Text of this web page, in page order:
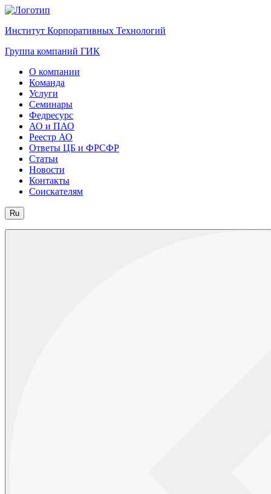
Институт Корпоративных Технологий
Группа компаний ГИК
О компании
Команда
Услуги
Семинары
Федресурс
АО и ПАО
Реестр АО
Ответы ЦБ и ФРСФР
Статьи
Новости
Контакты
Соискателям
Ru